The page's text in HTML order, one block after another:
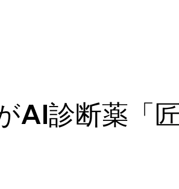
AI診断薬「